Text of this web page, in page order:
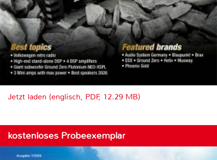
Jetzt laden (englisch, PDF, 12.29 MB)
kostenloses Probeexemplar